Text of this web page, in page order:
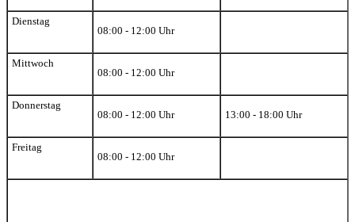
Dienstag
08:00 - 12:00 Uhr
Mittwoch
08:00 - 12:00 Uhr
Donnerstag
08:00 - 12:00 Uhr
13:00 - 18:00 Uhr
Freitag
08:00 - 12:00 Uhr